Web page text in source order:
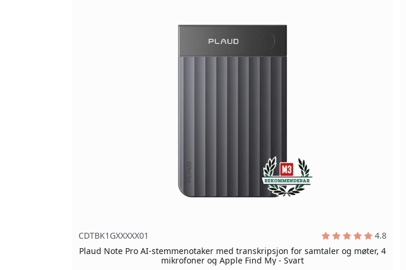
CDTBK1GXXXXX01
4.8
Plaud Note Pro AI-stemmenotaker med transkripsjon for samtaler og møter, 4
mikrofoner og Apple Find My - Svart